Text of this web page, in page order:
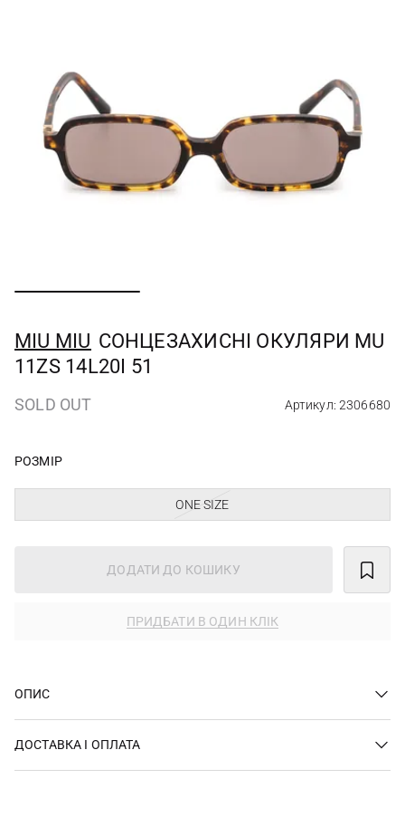
MIU MIU СОНЦЕЗАХИСНІ ОКУЛЯРИ MU
11ZS 14L20I 51
SOLD OUT Артикул: 2306680
РОЗМІР
ONE SIZE
ДОДАТИ ДО КОШИКУ
ПРИДБАТИ В ОДИН КЛІК
ОПИС
ДОСТАВКА І ОПЛАТА